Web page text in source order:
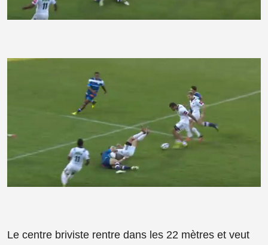
Le centre briviste rentre dans les 22 mètres et veut